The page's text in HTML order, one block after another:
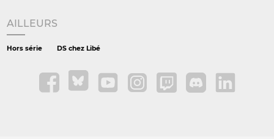
AILLEURS
Hors série DS chez Libé